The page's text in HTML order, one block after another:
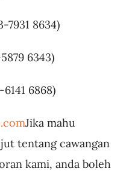
7931 8634)
6343)
6868)
Jika mahu
tentang cawangan
kami, anda boleh